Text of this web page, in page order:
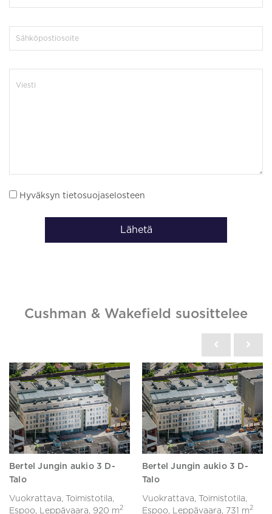
Hyväksyn tietosuojaselosteen
Lähetä
Cushman & Wakefield suosittelee
Bertel Jungin aukio 3 D-
Talo
Vuokrattava, Toimistotila,
Espoo, Leppävaara, 920 m2
Bertel Jungin aukio 3 D-
Talo
Vuokrattava, Toimistotila,
Espoo, Leppävaara, 731 m2